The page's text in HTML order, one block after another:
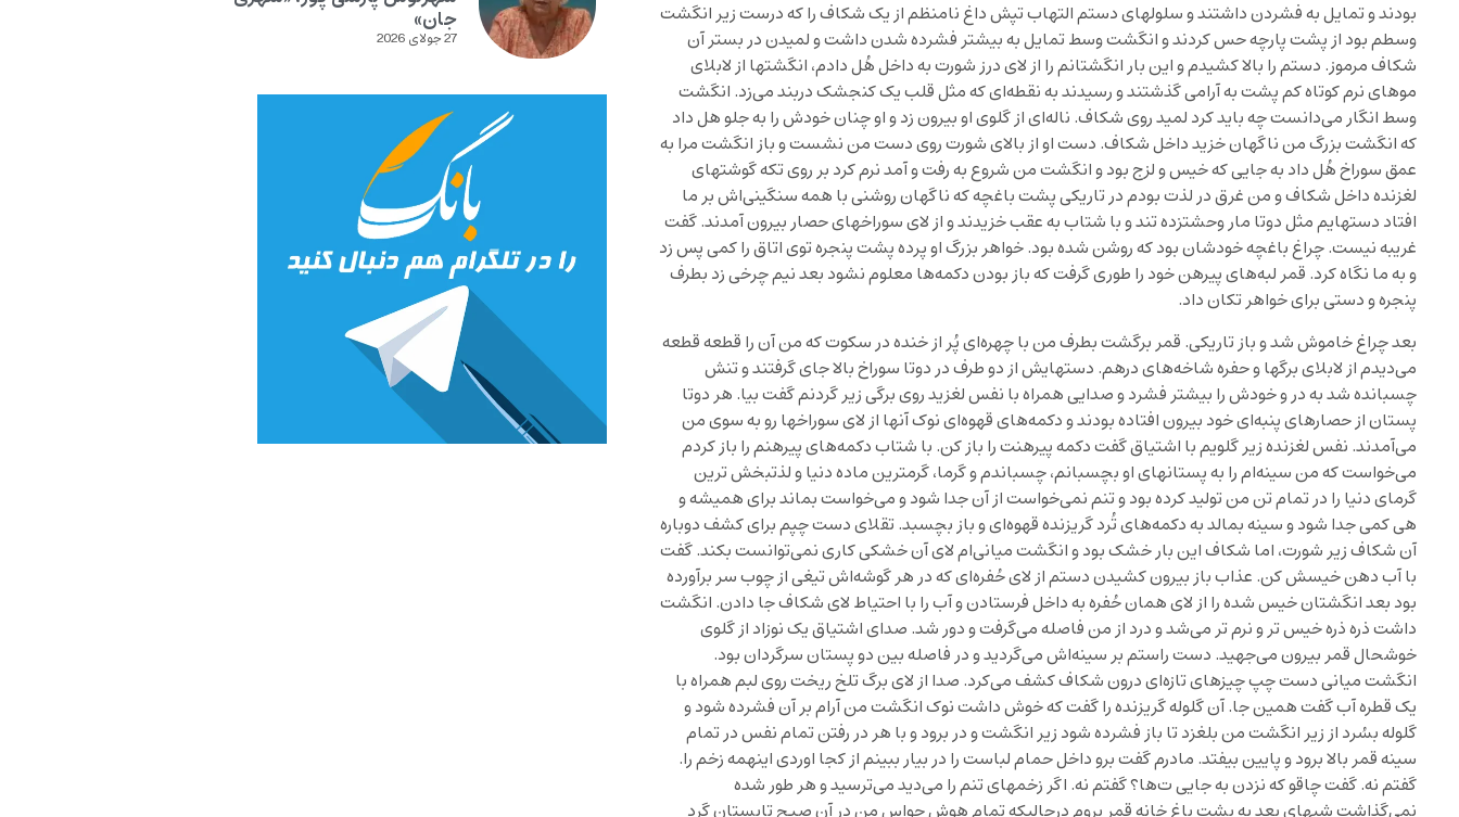
بودند و تمایل به فشردن داشتند و سلولهای دستم التهاب تپش داغ نامنظم از یک شکاف را که درست زیر انگشت
وسطم بود از پشت پارچه حس کردند و انگشت وسط تمایل به بیشتر فشرده شدن داشت و لمیدن در بستر آن
شکاف مرموز. دستم را بالا کشیدم و این بار انگشتانم را از لای درز شورت به داخل هُل دادم، انگشتها از لابلای
موهای نرم کوتاه کم پشت به آرامی گذشتند و رسیدند به نقطه‌ای که مثل قلب یک کنجشک دربند می‌زد. انگشت
وسط انگار می‌دانست چه باید کرد لمید روی شکاف. ناله‌ای از گلوی او بیرون زد و او چنان خودش را به جلو هل داد
که انگشت بزرگ من ناگهان خزید داخل شکاف. دست او از بالای شورت روی دست من نشست و باز انگشت مرا به
عمق سوراخ هُل داد به جایی که خیس و لزج بود و انگشت من شروع به رفت و آمد نرم کرد بر روی تکه گوشتهای
لغزنده داخل شکاف و من غرق در لذت بودم در تاریکی پشت باغچه که ناگهان روشنی با همه سنگینی‌اش بر ما
افتاد دستهایم مثل دوتا مار وحشتزده تند و با شتاب به عقب خزیدند و از لای سوراخهای حصار بیرون آمدند. گفت
غریبه نیست. چراغ باغچه خودشان بود که روشن شده بود. خواهر بزرگ او پرده پشت پنجره توی اتاق را کمی پس زد
و به ما نگاه کرد. قمر لبه‌های پیرهن خود را طوری گرفت که باز بودن دکمه‌ها معلوم نشود بعد نیم چرخی زد بطرف
پنجره و دستی برای خواهر تکان داد.
بعد چراغ خاموش شد و باز تاریکی. قمر برگشت بطرف من با چهره‌ای پُر از خنده در سکوت که من آن را قطعه قطعه
می‌دیدم از لابلای برگها و حفره شاخه‌های درهم. دستهایش از دو طرف در دوتا سوراخ بالا جای گرفتند و تنش
چسبانده شد به در و خودش را بیشتر فشرد و صدایی همراه با نفس لغزید روی برگی زیر گردنم گفت بیا. هر دوتا
پستان از حصارهای پنبه‌ای خود بیرون افتاده بودند و دکمه‌های قهوه‌ای نوک آنها از لای سوراخها رو به سوی من
می‌آمدند. نفس لغزنده زیر گلویم با اشتیاق گفت دکمه پیرهنت را باز کن. با شتاب دکمه‌های پیرهنم را باز کردم
می‌خواست که من سینه‌ام را به پستانهای او بچسبانم، چسباندم و گرما، گرمترین ماده دنیا و لذتبخش ترین
گرمای دنیا را در تمام تن من تولید کرده بود و تنم نمی‌خواست از آن جدا شود و می‌خواست بماند برای همیشه و
هی کمی جدا شود و سینه بمالد به دکمه‌های تُرد گریزنده قهوه‌ای و باز بچسبد. تقلای دست چپم برای کشف دوباره
آن شکاف زیر شورت، اما شکاف این بار خشک بود و انگشت میانی‌ام لای آن خشکی کاری نمی‌توانست بکند. گفت
با آب دهن خیسش کن. عذاب باز بیرون کشیدن دستم از لای حُفره‌ای که در هر گوشه‌اش تیغی از چوب سر برآورده
بود بعد انگشتان خیس شده را از لای همان حُفره به داخل فرستادن و آب را با احتیاط لای شکاف جا دادن. انگشت
داشت ذره ذره خیس تر و نرم تر می‌شد و درد از من فاصله می‌گرفت و دور شد. صدای اشتیاق یک نوزاد از گلوی
خوشحال قمر بیرون می‌جهید. دست راستم بر سینه‌اش می‌گردید و در فاصله بین دو پستان سرگردان بود.
انگشت میانی دست چپ چیزهای تازه‌ای درون شکاف کشف می‌کرد. صدا از لای برگ تلخ ریخت روی لبم همراه با
یک قطره آب گفت همین جا. آن گلوله گریزنده را گفت که خوش داشت نوک انگشت من آرام بر آن فشرده شود و
گلوله بسُرد از زیر انگشت من بلغزد تا باز فشرده شود زیر انگشت و در برود و با هر در رفتن تمام نفس در تمام
سینه قمر بالا برود و پایین بیفتد. مادرم گفت برو داخل حمام لباست را در بیار ببینم از کجا اوردی اینهمه زخم را.
گفتم نه. گفت چاقو که نزدن به جایی ت‌ها؟ گفتم نه. اگر زخمهای تنم را می‌دید می‌ترسید و هر طور شده
نمی‌گذاشت شبهای بعد به پشت باغ خانه قمر بروم درحالیکه تمام هوش حواس من در آن صبح تابستان گرد
جان»
27 جولای 2026